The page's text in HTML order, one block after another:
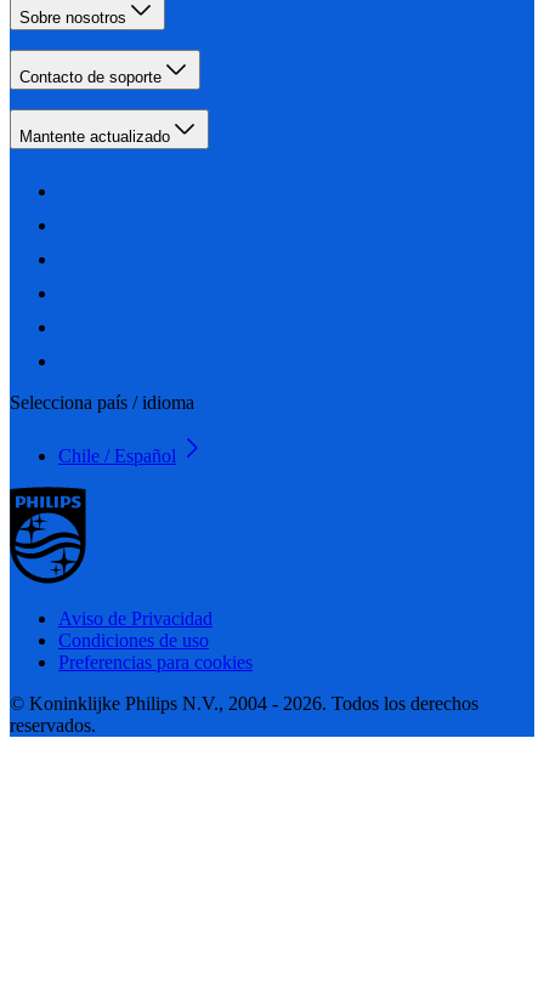
Sobre nosotros
Contacto de soporte
Mantente actualizado
Selecciona país / idioma
Chile / Español
Aviso de Privacidad
Condiciones de uso
Preferencias para cookies
© Koninklijke Philips N.V., 2004 - 2026. Todos los derechos
reservados.